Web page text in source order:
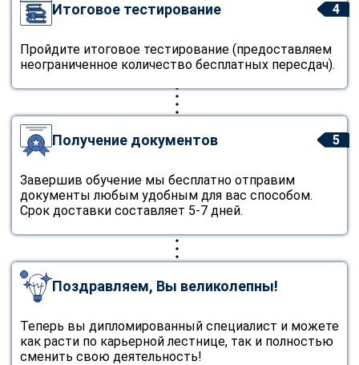
4
Итоговое тестирование
Пройдите итоговое тестирование (предоставляем
неограниченное количество бесплатных пересдач).
5
Получение документов
Завершив обучение мы бесплатно отправим
документы любым удобным для вас способом.
Срок доставки составляет 5-7 дней.
Поздравляем, Вы великолепны!
Теперь вы дипломированный специалист и можете
как расти по карьерной лестнице, так и полностью
сменить свою деятельность!